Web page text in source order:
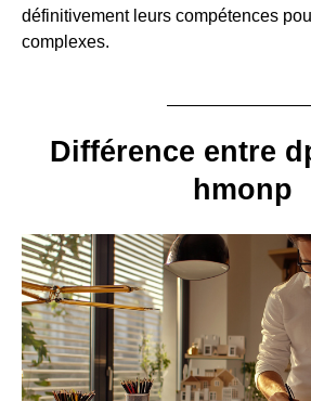
définitivement leurs compétences
complexes.
Différence entre
hmonp